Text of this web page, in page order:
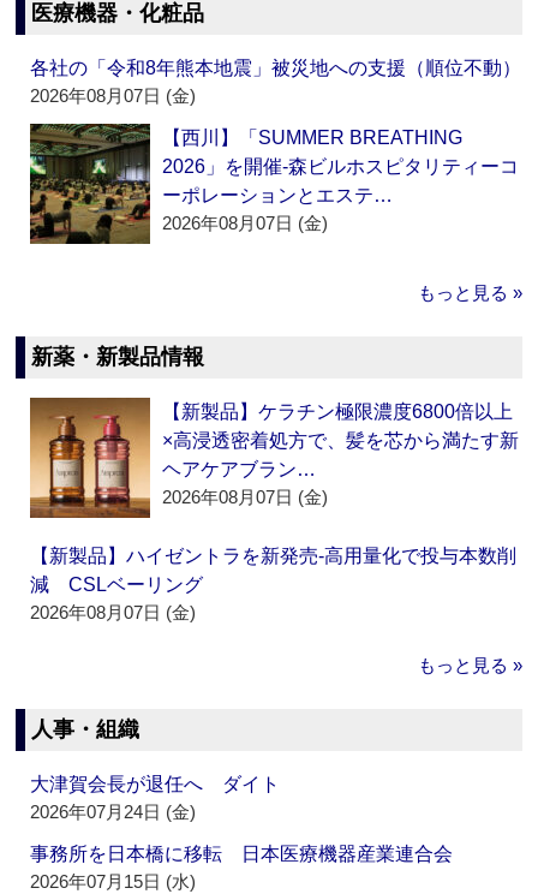
医療機器・化粧品
各社の「令和8年熊本地震」被災地への支援（順位不動）
2026年08月07日 (金)
【西川】「SUMMER BREATHING
2026」を開催‐森ビルホスピタリティーコ
ーポレーションとエステ…
2026年08月07日 (金)
もっと見る »
新薬・新製品情報
【新製品】ケラチン極限濃度6800倍以上
×高浸透密着処方で、髪を芯から満たす新
ヘアケアブラン…
2026年08月07日 (金)
【新製品】ハイゼントラを新発売‐高用量化で投与本数削
減 CSLベーリング
2026年08月07日 (金)
もっと見る »
人事・組織
大津賀会長が退任へ ダイト
2026年07月24日 (金)
事務所を日本橋に移転 日本医療機器産業連合会
2026年07月15日 (水)